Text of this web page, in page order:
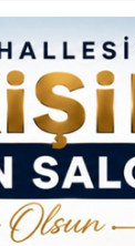
Tek Yürek